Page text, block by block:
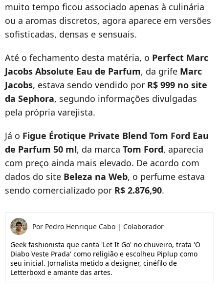
muito tempo ficou associado apenas à culinária
ou a aromas discretos, agora aparece em versões
sofisticadas, densas e sensuais.
Até o fechamento desta matéria, o Perfect Marc
Jacobs Absolute Eau de Parfum, da grife Marc
Jacobs, estava sendo vendido por R$ 999 no site
da Sephora, segundo informações divulgadas
pela própria varejista.
Já o Figue Érotique Private Blend Tom Ford Eau
de Parfum 50 ml, da marca Tom Ford, aparecia
com preço ainda mais elevado. De acordo com
dados do site Beleza na Web, o perfume estava
sendo comercializado por R$ 2.876,90.
Por Pedro Henrique Cabo | Colaborador
Geek fashionista que canta 'Let It Go' no chuveiro, trata 'O
Diabo Veste Prada' como religião e escolheu Piplup como
seu inicial. Jornalista metido a designer, cinéfilo de
Letterboxd e amante das artes.